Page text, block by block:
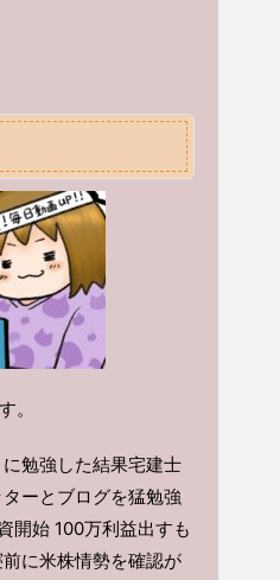
。
勉強した結果宅建士
ーとブログを猛勉強
開始 100万利益出すも
に米株情勢を確認が